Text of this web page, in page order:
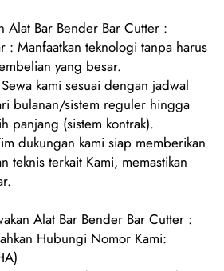
Alat Bar Bender Bar Cutter :
: Manfaatkan teknologi tanpa harus
yang besar.
kami sesuai dengan jadwal
bulanan/sistem reguler hingga
panjang (sistem kontrak).
dukungan kami siap memberikan
teknis terkait Kami, memastikan
Alat Bar Bender Bar Cutter :
Hubungi Nomor Kami: